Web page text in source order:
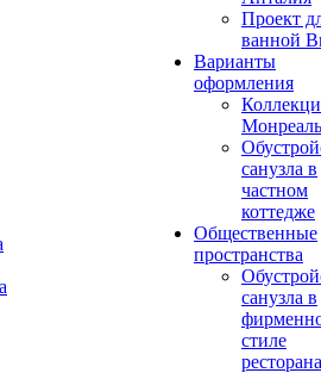
Проект
ванной
Варианты
оформления
Монреаль
санузла в
частном
коттедже
Общественные
пространства
санузла в
стиле
ресторана